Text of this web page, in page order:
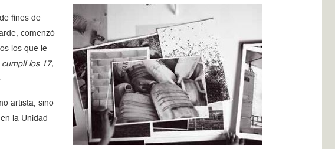
fines de
comenzó
los que le
los 17,
artista, sino
la Unidad